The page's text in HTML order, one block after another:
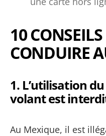
10
CONDUIRE
1. L’utilisation
volant est
Au Mexique, il est